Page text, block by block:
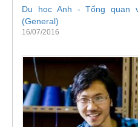
Du học Anh - Tổng quan
(General)
16/07/2016